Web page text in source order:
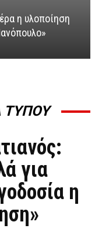
η υλοποίηση
ΤΥΠΟΥ
για
η